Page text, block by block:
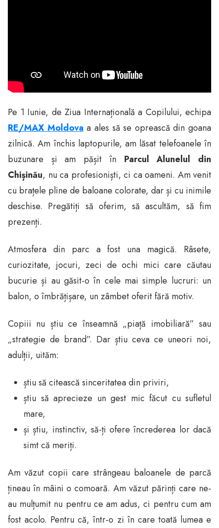
Pe 1 Iunie, de Ziua Internațională a Copilului, echipa
RE/MAX Moldova a ales să se oprească din goana
zilnică. Am închis laptopurile, am lăsat telefoanele în
buzunare și am pășit în Parcul Alunelul din
Chișinău, nu ca profesioniști, ci ca oameni. Am venit
cu brațele pline de baloane colorate, dar și cu inimile
deschise. Pregătiți să oferim, să ascultăm, să fim
prezenți.
Atmosfera din parc a fost una magică. Râsete,
curiozitate, jocuri, zeci de ochi mici care căutau
bucurie și au găsit-o în cele mai simple lucruri: un
balon, o îmbrățișare, un zâmbet oferit fără motiv.
Copiii nu știu ce înseamnă „piață imobiliară” sau
„strategie de brand”. Dar știu ceva ce uneori noi,
adulții, uităm:
știu să citească sinceritatea din priviri,
știu să aprecieze un gest mic făcut cu sufletul
mare,
și știu, instinctiv, să-ți ofere încrederea lor dacă
simt că meriți.
Am văzut copii care strângeau baloanele de parcă
țineau în mâini o comoară. Am văzut părinți care ne-
au mulțumit nu pentru ce am adus, ci pentru cum am
fost acolo. Pentru că, într-o zi în care toată lumea e